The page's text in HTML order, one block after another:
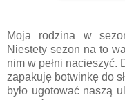
Moja rodzina w
Niestety sezon na to
nim w pełni nacieszyć.
zapakuję botwinkę do
było ugotować naszą